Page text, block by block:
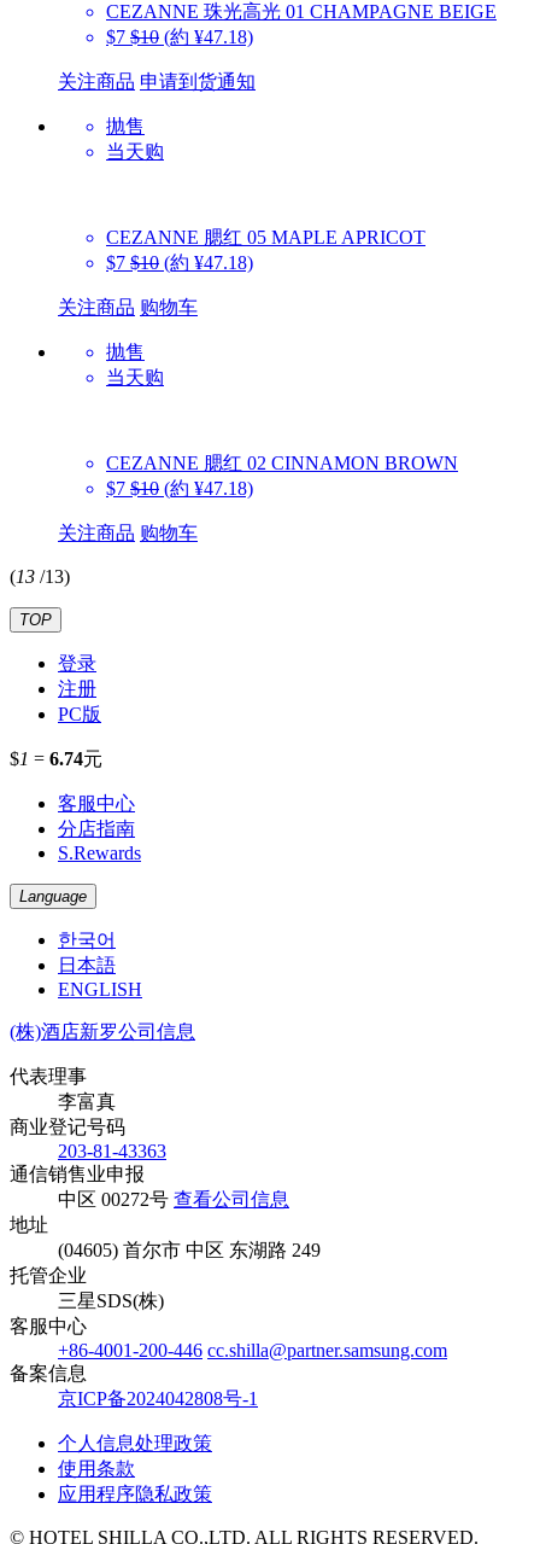
CEZANNE 珠光高光 01 CHAMPAGNE BEIGE
$7 $10 (約 ¥47.18)
关注商品 申请到货通知
抛售
当天购
CEZANNE 腮红 05 MAPLE APRICOT
$7 $10 (約 ¥47.18)
关注商品 购物车
抛售
当天购
CEZANNE 腮红 02 CINNAMON BROWN
$7 $10 (約 ¥47.18)
关注商品 购物车
(13 /13)
TOP
登录
注册
PC版
$1 = 6.74元
客服中心
分店指南
S.Rewards
Language
한국어
日本語
ENGLISH
(株)酒店新罗公司信息
代表理事
李富真
商业登记号码
203-81-43363
通信销售业申报
中区 00272号 查看公司信息
地址
(04605) 首尔市 中区 东湖路 249
托管企业
三星SDS(株)
客服中心
+86-4001-200-446 cc.shilla@partner.samsung.com
备案信息
京ICP备2024042808号-1
个人信息处理政策
使用条款
应用程序隐私政策
© HOTEL SHILLA CO.,LTD. ALL RIGHTS RESERVED.